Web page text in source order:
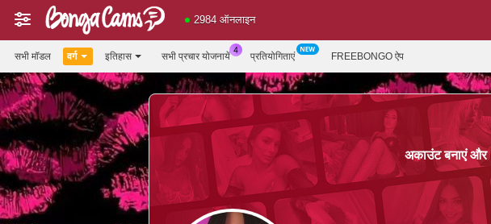
2984 ऑनलाइन
सभी मॉडल वर्ग इतिहास सभी प्रचार योजनायें प्रतियोगिताएं FREEBONGO ऐप
अकाउंट बनाएं और